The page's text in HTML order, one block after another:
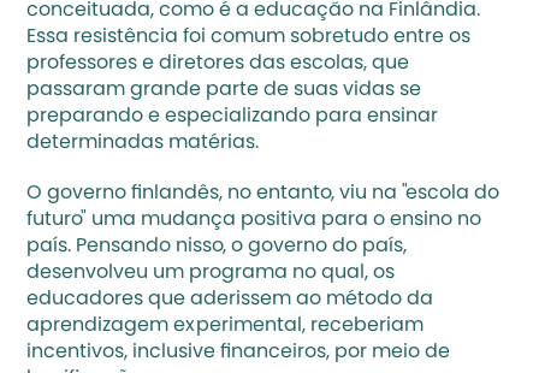
conceituada, como é a educação na Finlândia.
Essa resistência foi comum sobretudo entre os
professores e diretores das escolas, que
passaram grande parte de suas vidas se
preparando e especializando para ensinar
determinadas matérias.
O governo finlandês, no entanto, viu na "escola do
futuro" uma mudança positiva para o ensino no
país. Pensando nisso, o governo do país,
desenvolveu um programa no qual, os
educadores que aderissem ao método da
aprendizagem experimental, receberiam
incentivos, inclusive financeiros, por meio de